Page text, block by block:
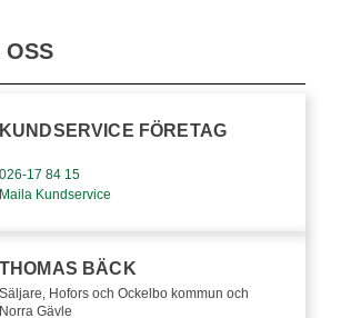
OSS
KUNDSERVICE FÖRETAG
026-17 84 15
Maila Kundservice
THOMAS BÄCK
Säljare, Hofors och Ockelbo kommun och
Norra Gävle